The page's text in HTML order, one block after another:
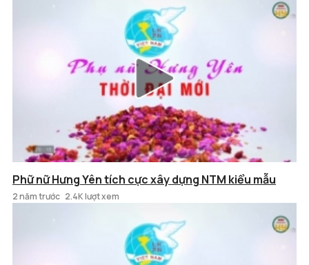
Phữ nữ Hưng Yên tích cực xây dựng NTM kiểu mẫu
2 năm trước 2.4K lượt xem